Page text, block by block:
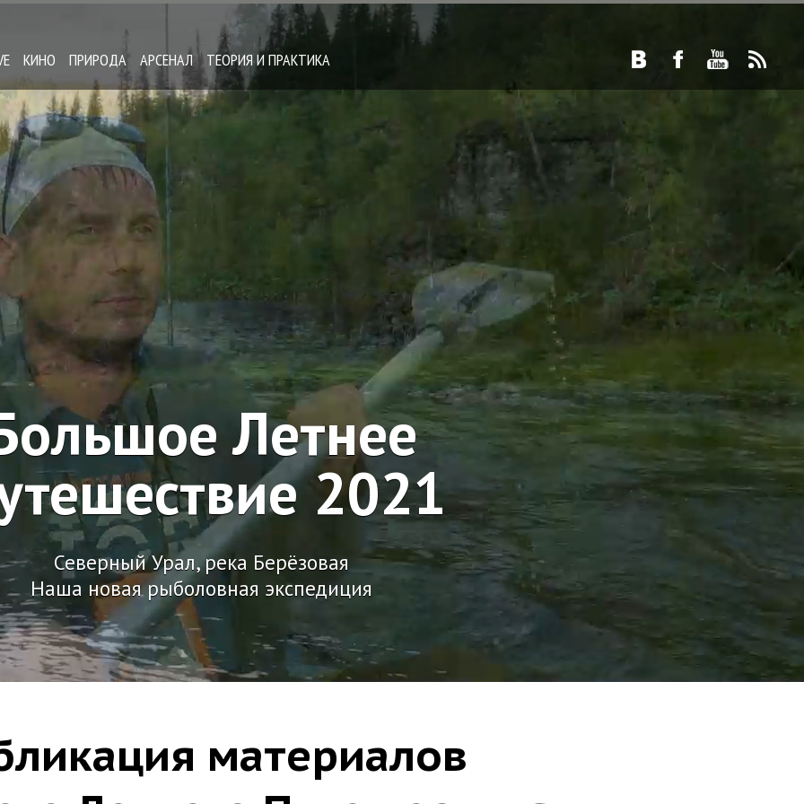
КИНО ПРИРОДА АРСЕНАЛ ТЕОРИЯ И ПРАКТИКА
Летнее
2021
Северный Урал, река Берёзовая
Наша новая рыболовная экспедиция
материалов